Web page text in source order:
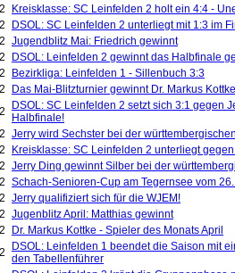
Kreisklasse: SC Leinfelden 2 holt ein 4:4 -
DSOL: SC Leinfelden 2 unterliegt mit 1:3 im
Jugendblitz Mai: Friedrich gewinnt
DSOL: Leinfelden 2 gewinnt das Halbfinale
Bezirkliga: Leinfelden 1 - Sillenbuch 3:3
Das Mai-Blitzturnier gewinnt Dr. Markus
DSOL: SC Leinfelden 2 setzt sich 3:1 gegen
Halbfinale!
Jerry wird Sechster bei der
Kreisklasse: SC Leinfelden 2 unterliegt
Jerry Ding gewinnt Silber bei der
Schach-Senioren-Cup am Tegernsee vom
Jerry qualifiziert sich für die WJEM!
Jugenblitz April: Matthias gewinnt
Dr. Markus Kottke - Spieler des Monats April
DSOL: Leinfelden 1 beendet die Saison mit
den Tabellenführer